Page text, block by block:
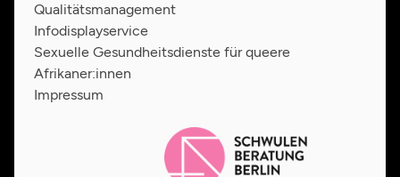
Qualitätsmanagement
Infodisplayservice
Sexuelle Gesundheitsdienste für queere
Afrikaner:innen
Impressum